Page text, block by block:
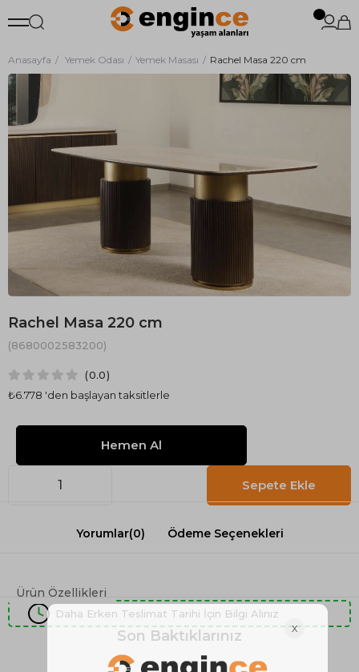
Anasayfa Yemek Odası Yemek Masası Rachel Masa 220 cm
Rachel Masa 220 cm
(8680002583200)
0.0
₺6.778 'den başlayan taksitlerle
Yorumlar(0) Ödeme Seçenekleri
Ürün Özellikleri
Daha Erken Teslimat Tarihi İçin Bilgi Alınız
Son Baktıklarınız